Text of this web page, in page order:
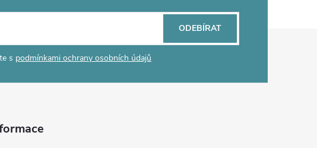
s podmínkami ochrany osobních údajů
ODEBÍRAT